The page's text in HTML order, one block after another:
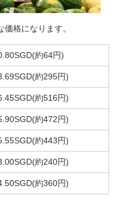
格になります。
約64円)
約295円)
約516円)
約472円)
約443円)
約240円)
約360円)